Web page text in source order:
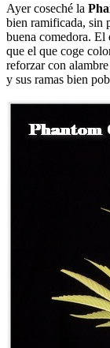
Ayer coseché la
bien ramificada, sin
buena comedora. El
que el que coge
reforzar con
y sus ramas bien